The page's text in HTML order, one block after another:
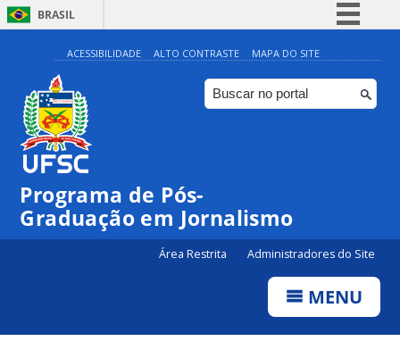
BRASIL
Simplifique!
Comunica BR
Participe
ACESSIBILIDADE ALTO CONTRASTE MAPA DO SITE
Programa de Pós-
Graduação em Jornalismo
Área Restrita Administradores do Site
MENU